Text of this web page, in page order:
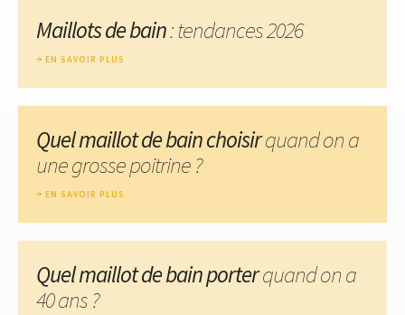
Maillots de bain: tendances 2026
EN SAVOIR PLUS
Quel maillot de bain choisirquand on a
une grosse poitrine ?
EN SAVOIR PLUS
Quel maillot de bain porterquand on a
40 ans ?